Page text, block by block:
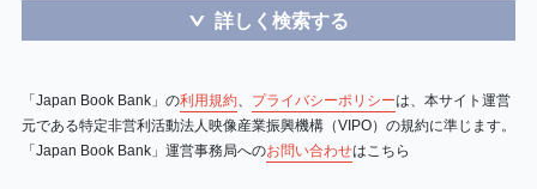
＞ 詳しく検索する
「Japan Book Bank」の利用規約、 プライバシーポリシーは、本サイト運営
元である特定非営利活動法人映像産業振興機構（VIPO）の規約に準じます。
「Japan Book Bank」運営事務局へのお問い合わせはこちら